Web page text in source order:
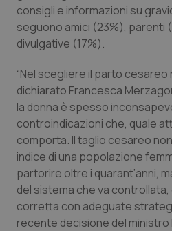
Sardegna
Toscana
Umbria
Valle D’Aosta
Veneto
Malattia di Crohn &
Obesità
Oftalmologia
Oncodermatologia
Oncoematologia
consigli e informazioni su
seguono amici (23%), parenti
divulgative (17%).
“Nel scegliere il parto
dichiarato Francesca
la donna è spesso
controindicazioni che, quale
comporta. Il taglio cesareo
indice di una popolazione
partorire oltre i quarant’anni,
del sistema che va
corretta con adeguate
recente decisione del ministro